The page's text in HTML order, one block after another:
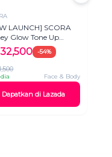
SCORA
Glow Tone Up
30 Gr
-54%
Face & Body
Dapatkan di Lazada